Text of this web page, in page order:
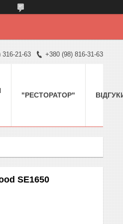
316-21-63 +380 (98) 816-31-63
"РЕСТОРАТОР"
SE1650